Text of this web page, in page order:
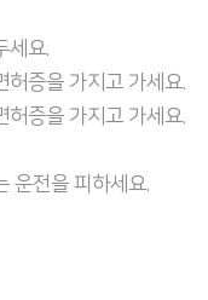
세요.
허증을 가지고 가세요.
허증을 가지고 가세요.
운전을 피하세요.